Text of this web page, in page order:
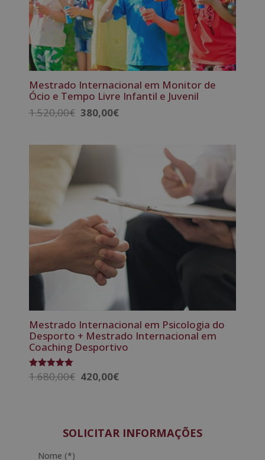
Mestrado Internacional em Monitor de
Ócio e Tempo Livre Infantil e Juvenil
1.520,00€ O
era:
380,00€O
Mestrado Internacional em Psicologia do
Desporto + Mestrado Internacional em
Coaching Desportivo
Avaliação
5.00
1.680,00€ O
1.680,00€.
420,00€O
420,00€.
SOLICITAR INFORMAÇÕES
Nome (*)